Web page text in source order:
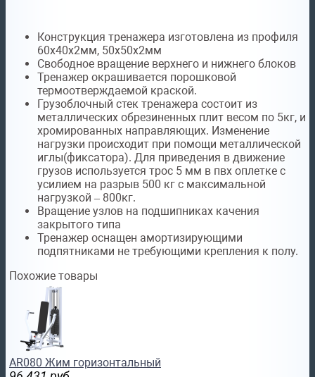
Конструкция тренажера изготовлена из профиля
60х40х2мм, 50х50х2мм
Свободное вращение верхнего и нижнего блоков
Тренажер окрашивается порошковой
термоотверждаемой краской.
Грузоблочный стек тренажера состоит из
металлических обрезиненных плит весом по 5кг, и
хромированных направляющих. Изменение
нагрузки происходит при помощи металлической
иглы(фиксатора). Для приведения в движение
грузов используется трос 5 мм в пвх оплетке с
усилием на разрыв 500 кг с максимальной
нагрузкой – 800кг.
Вращение узлов на подшипниках качения
закрытого типа
Тренажер оснащен амортизирующими
подпятниками не требующими крепления к полу.
Похожие товары
AR080 Жим горизонтальный